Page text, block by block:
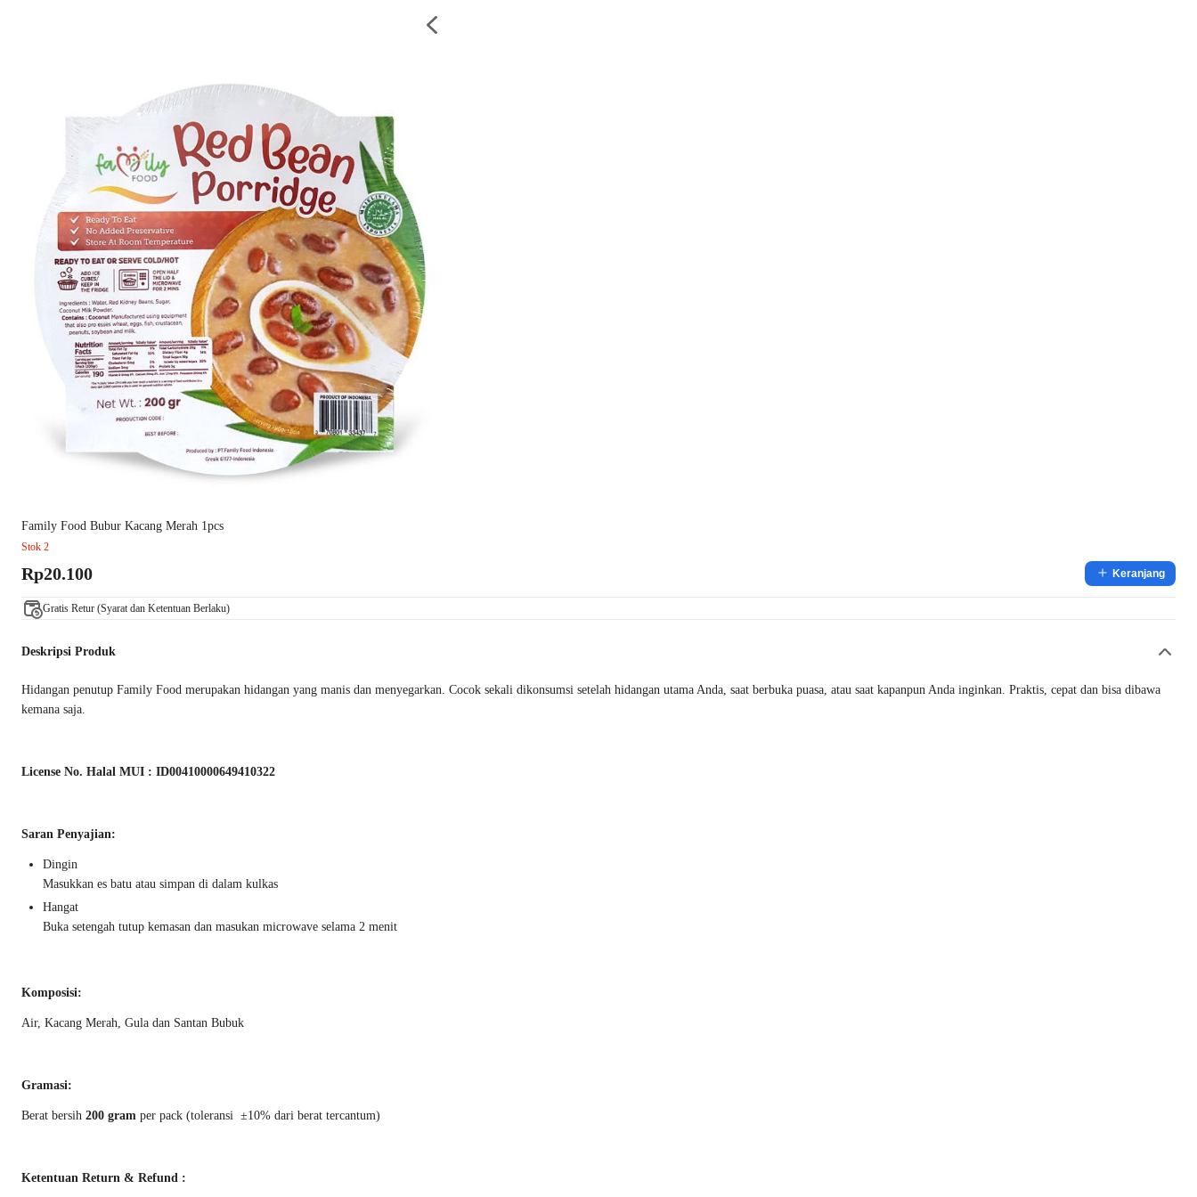
Family Food Bubur Kacang Merah 1pcs
Stok 2
Rp20.100 Keranjang
Gratis Retur (Syarat dan Ketentuan Berlaku)
Deskripsi Produk
Hidangan penutup Family Food merupakan hidangan yang manis dan menyegarkan. Cocok sekali dikonsumsi setelah hidangan utama Anda, saat berbuka puasa, atau saat kapanpun Anda inginkan. Praktis, cepat dan bisa dibawa
kemana saja.
License No. Halal MUI : ID00410000649410322
Saran Penyajian:
Dingin
Masukkan es batu atau simpan di dalam kulkas
Hangat
Buka setengah tutup kemasan dan masukan microwave selama 2 menit
Komposisi:
Air, Kacang Merah, Gula dan Santan Bubuk
Gramasi:
Berat bersih 200 gram per pack (toleransi ±10% dari berat tercantum)
Ketentuan Return & Refund :